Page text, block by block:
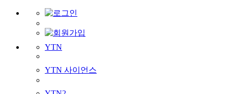
YTN
YTN 사이언스